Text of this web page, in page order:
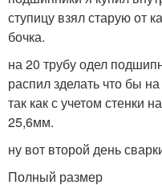
ступицу взял старую от
бочка.
на 20 трубу одел
распил зделать что бы
так как с учетом стенки
25,6мм.
ну вот второй день
Полный размер